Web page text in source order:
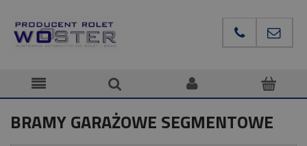
BRAMY GARAŻOWE SEGMENTOWE